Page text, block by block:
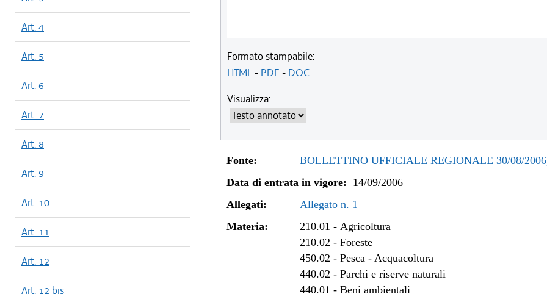
Art. 4
Art. 5
Art. 6
Art. 7
Art. 8
Art. 9
Art. 10
Art. 11
Art. 12
Art. 12 bis
Formato stampabile:
HTML- PDF - DOC
Visualizza:
Fonte:
BOLLETTINO UFFICIALE REGIONALE 30/08/
Data di entrata in vigore: 14/09/2006
Allegati:
Allegato n. 1
Materia:
210.01 -Agricoltura
210.02 -Foreste
450.02 -Pesca - Acquacoltura
440.02 -Parchi e riserve naturali
440.01 -Beni ambientali